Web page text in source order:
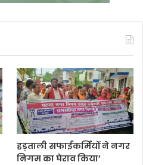
हड़ताली सफाईकर्मियों ने नगर
निगम का घेराव किया’